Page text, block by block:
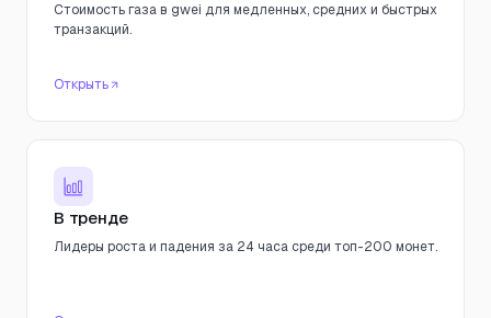
Стоимость газа в gwei для медленных, средних и быстрых
транзакций.
Открыть
В тренде
Лидеры роста и падения за 24 часа среди топ-200 монет.